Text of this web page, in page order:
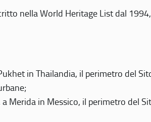
nella World Heritage List dal
in Thailandia, il perimetro del
Merida in Messico, il perimetro del